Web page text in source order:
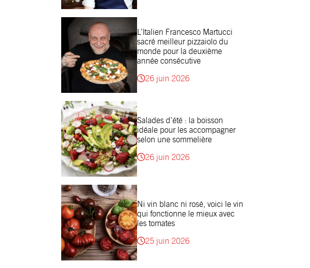
L’Italien Francesco Martucci
sacré meilleur pizzaiolo du
monde pour la deuxième
année consécutive
26 juin 2026
Salades d’été : la boisson
idéale pour les accompagner
selon une sommelière
26 juin 2026
Ni vin blanc ni rosé, voici le vin
qui fonctionne le mieux avec
les tomates
25 juin 2026